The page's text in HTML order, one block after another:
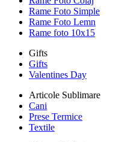
Rame Foto Simple
Rame Foto Lemn
Rame foto 10x15
Gifts
Gifts
Valentines Day
Articole Sublimare
Cani
Prese Termice
Textile